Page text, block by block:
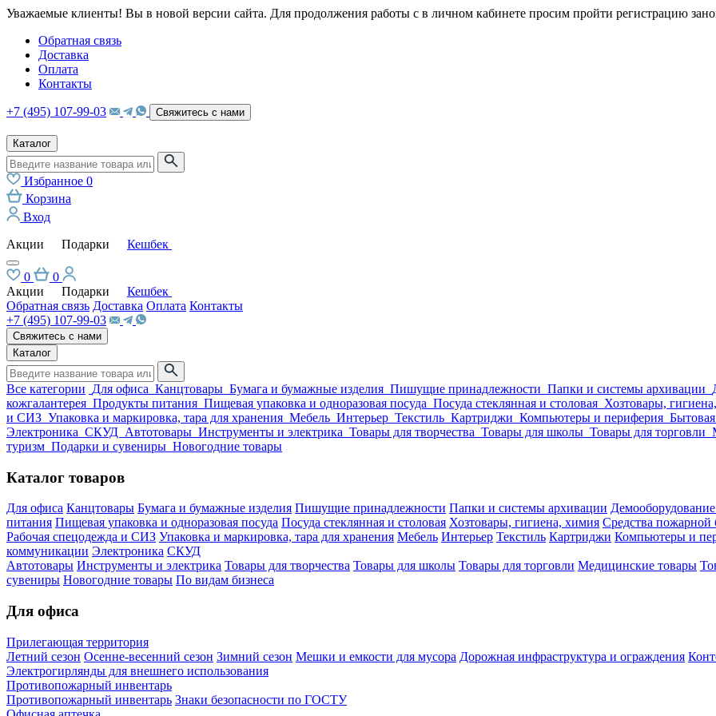
Уважаемые клиенты! Вы в новой версии сайта. Для продолжения работы с в личном кабинете просим пройти регистрацию
Обратная связь
Доставка
Оплата
Контакты
+7 (495) 107-99-03 Свяжитесь с нами
Каталог
Избранное 0
Корзина
Вход
Акции
Подарки Кешбек
0
0
Акции
Подарки
Кешбек
Обратная связь Доставка Оплата Контакты
+7 (495) 107-99-03
Свяжитесь с нами
Каталог
Все категории Для офиса Канцтовары Бумага и бумажные изделия Пишущие принадлежности Папки и системы архивации
кожгалантерея Продукты питания Пищевая упаковка и одноразовая посуда Посуда стеклянная и столовая Хозтовары,
и СИЗ Упаковка и маркировка, тара для хранения Мебель Интерьер Текстиль Картриджи Компьютеры и периферия
Электроника СКУД Автотовары Инструменты и электрика Товары для творчества Товары для школы Товары для торговли
туризм Подарки и сувениры Новогодние товары
Каталог товаров
Для офиса Канцтовары Бумага и бумажные изделия Пишущие принадлежности Папки и системы архивации
питания Пищевая упаковка и одноразовая посуда Посуда стеклянная и столовая Хозтовары, гигиена, химия Средства пожарной
Рабочая спецодежда и СИЗ Упаковка и маркировка, тара для хранения Мебель Интерьер Текстиль Картриджи Компьютеры и
коммуникации Электроника СКУД
Автотовары Инструменты и электрика Товары для творчества Товары для школы Товары для торговли Медицинские товары
сувениры Новогодние товары По видам бизнеса
Для офиса
Прилегающая территория
Летний сезон Осенне-весенний сезон Зимний сезон Мешки и емкости для мусора Дорожная инфраструктура и ограждения
Электрогирлянды для внешнего использования
Противопожарный инвентарь
Противопожарный инвентарь Знаки безопасности по ГОСТУ